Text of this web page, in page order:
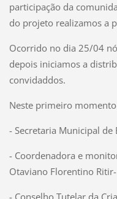
participação da
do projeto realizamos a
Ocorrido no dia 25/04
depois iniciamos a
convidaddos.
Neste primeiro
- Secretaria Municipal de
- Coordenadora e
Otaviano Florentino Ritir-